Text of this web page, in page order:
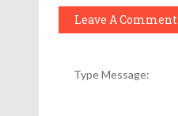
Leave A Comment